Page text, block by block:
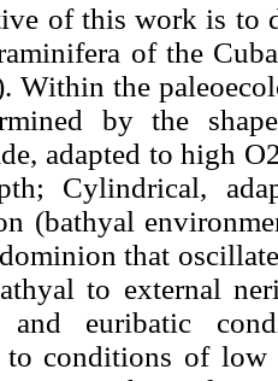
of this work is to
of the
Within the
by the
adapted to high
Cylindrical,
(bathyal
that
to external
and euribatic
to conditions of